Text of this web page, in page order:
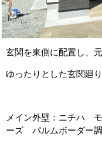
玄関を東側に配置し、
ゆったりとした玄関廻
メイン外壁：ニチハ
ーズ パルムボーダー